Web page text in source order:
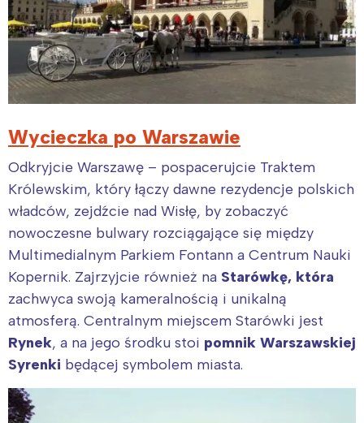
Wycieczka po Warszawie
Odkryjcie Warszawę – pospacerujcie Traktem
Królewskim, który łączy dawne rezydencje polskich
władców, zejdźcie nad Wisłę, by zobaczyć
nowoczesne bulwary rozciągające się między
Multimedialnym Parkiem Fontann a Centrum Nauki
Kopernik. Zajrzyjcie również na Starówkę, która
zachwyca swoją kameralnością i unikalną
atmosferą. Centralnym miejscem Starówki jest
Rynek, a na jego środku stoi pomnik Warszawskiej
Syrenki będącej symbolem miasta.